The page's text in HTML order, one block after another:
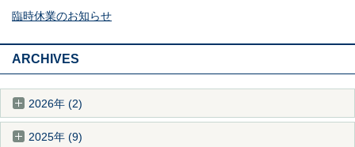
臨時休業のお知らせ
ARCHIVES
2026年 (2)
2025年 (9)